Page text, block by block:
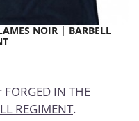
NOIR | BARBELL
IN THE
REGIMENT.